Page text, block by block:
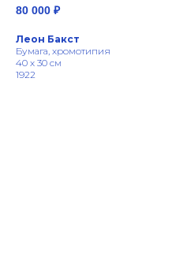
80 000 ₽
Леон Бакст
Бумага, хромотипия
40 х 30 см
1922